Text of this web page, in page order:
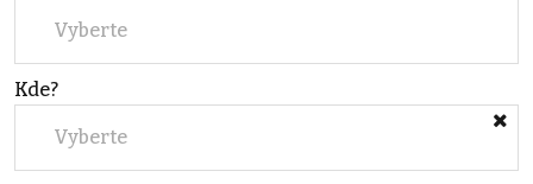
Vyberte
Kde?
Vyberte